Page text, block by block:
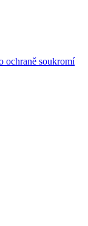
ochraně soukromí